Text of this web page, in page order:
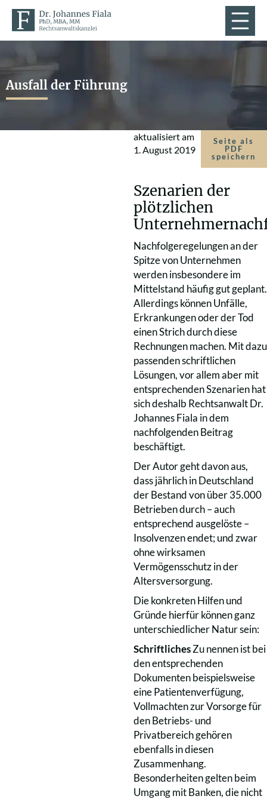
Ausfall der Führung
aktualisiert am
1. August 2019
Seite als
PDF
speichern
Szenarien der
plötzlichen
Nachfolgeregelungen an der
Spitze von Unternehmen
werden insbesondere im
Mittelstand häufig gut geplant.
Allerdings können Unfälle,
Erkrankungen oder der Tod
einen Strich durch diese
Rechnungen machen. Mit dazu
passenden schriftlichen
Lösungen, vor allem aber mit
entsprechenden Szenarien hat
sich deshalb Rechtsanwalt Dr.
Johannes Fiala in dem
nachfolgenden Beitrag
beschäftigt.
Der Autor geht davon aus,
dass jährlich in Deutschland
der Bestand von über 35.000
Betrieben durch – auch
entsprechend ausgelöste –
Insolvenzen endet; und zwar
ohne wirksamen
Vermögensschutz in der
Altersversorgung.
Die konkreten Hilfen und
Gründe hierfür können ganz
unterschiedlicher Natur sein:
SchriftlichesZu nennen ist bei
den entsprechenden
Dokumenten beispielsweise
eine Patientenverfügung,
Vollmachten zur Vorsorge für
den Betriebs- und
Privatbereich gehören
ebenfalls in diesen
Zusammenhang.
Besonderheiten gelten beim
Umgang mit Banken, die nicht